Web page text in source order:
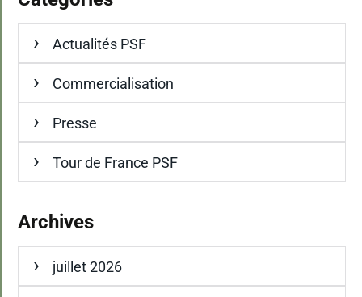
Actualités PSF
Commercialisation
Presse
Tour de France PSF
Archives
juillet 2026